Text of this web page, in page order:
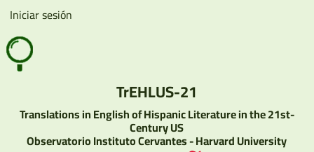
Pasar
contenido
principal
User
account
menu
Iniciar sesión
TrEHLUS-21
Translations in English of Hispanic Literature in the 21st-
Century US
Observatorio Instituto Cervantes - Harvard University